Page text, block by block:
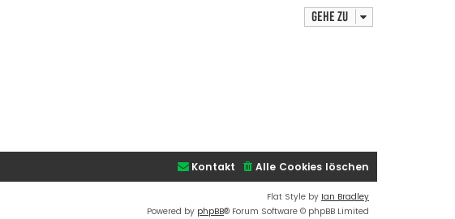
Gehe zu
Alle Cookies löschen
Kontakt
Flat Style by Ian Bradley
Powered by phpBB® Forum Software © phpBB Limited